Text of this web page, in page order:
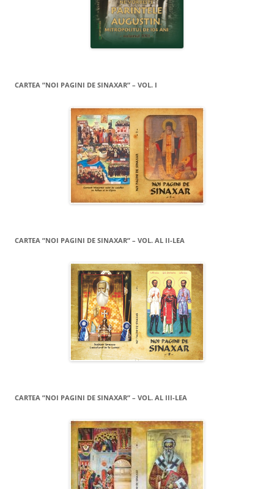
CARTEA ”NOI PAGINI DE SINAXAR” – VOL. I
CARTEA ”NOI PAGINI DE SINAXAR” – VOL. AL II-LEA
CARTEA ”NOI PAGINI DE SINAXAR” – VOL. AL III-LEA